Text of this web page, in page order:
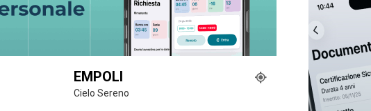
EMPOLI
Cielo Sereno